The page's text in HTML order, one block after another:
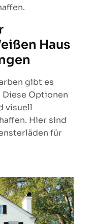
Haus
gibt es
Optionen
visuell
Hier sind
für